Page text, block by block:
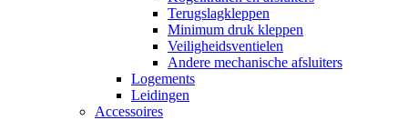
Terugslagkleppen
Minimum druk kleppen
Veiligheidsventielen
Andere mechanische afsluiters
Logements
Leidingen
Accessoires